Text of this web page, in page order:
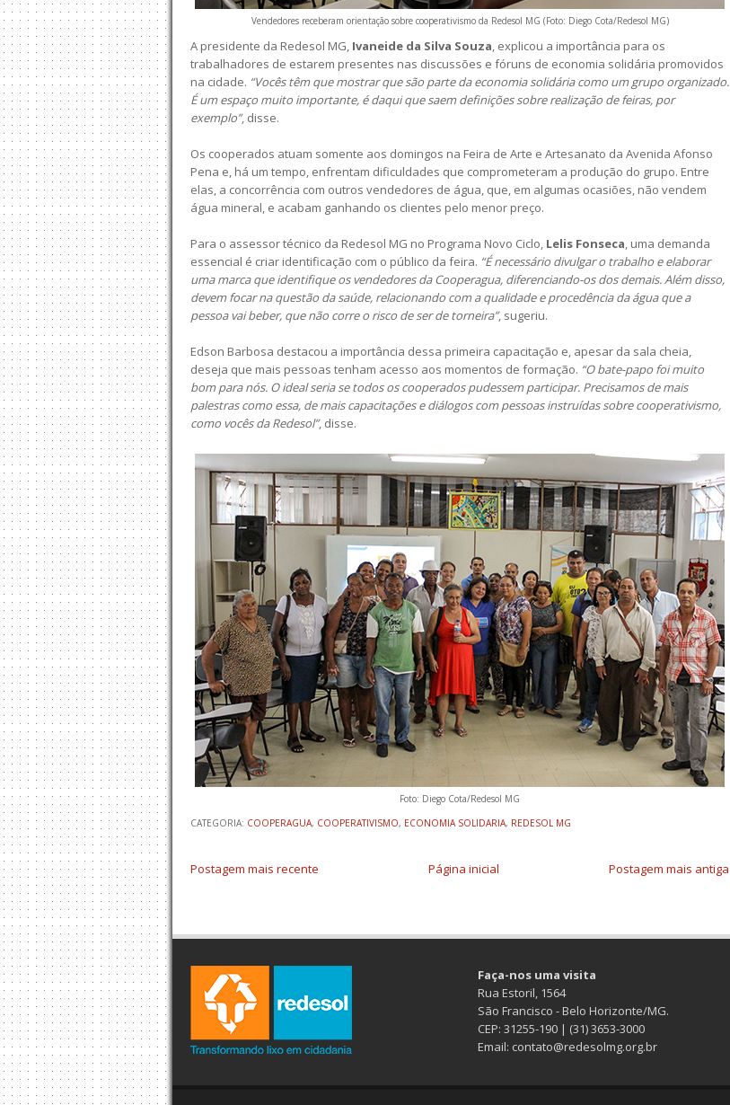
Vendedores receberam orientação sobre cooperativismo da Redesol MG (Foto: Diego Cota/Redesol MG)
A presidente da Redesol MG, Ivaneide da Silva Souza, explicou a importância para os
trabalhadores de estarem presentes nas discussões e fóruns de economia solidária promovidos
na cidade. “Vocês têm que mostrar que são parte da economia solidária como um grupo organizado.
É um espaço muito importante, é daqui que saem definições sobre realização de feiras, por
exemplo”, disse.
Os cooperados atuam somente aos domingos na Feira de Arte e Artesanato da Avenida Afonso
Pena e, há um tempo, enfrentam dificuldades que comprometeram a produção do grupo. Entre
elas, a concorrência com outros vendedores de água, que, em algumas ocasiões, não vendem
água mineral, e acabam ganhando os clientes pelo menor preço.
Para o assessor técnico da Redesol MG no Programa Novo Ciclo, Lelis Fonseca, uma demanda
essencial é criar identificação com o público da feira. “É necessário divulgar o trabalho e elaborar
uma marca que identifique os vendedores da Cooperagua, diferenciando-os dos demais. Além disso,
devem focar na questão da saúde, relacionando com a qualidade e procedência da água que a
pessoa vai beber, que não corre o risco de ser de torneira”, sugeriu.
Edson Barbosa destacou a importância dessa primeira capacitação e, apesar da sala cheia,
deseja que mais pessoas tenham acesso aos momentos de formação. “O bate-papo foi muito
bom para nós. O ideal seria se todos os cooperados pudessem participar. Precisamos de mais
palestras como essa, de mais capacitações e diálogos com pessoas instruídas sobre cooperativismo,
como vocês da Redesol”, disse.
Foto: Diego Cota/Redesol MG
CATEGORIA: COOPERAGUA, COOPERATIVISMO, ECONOMIA SOLIDARIA, REDESOL MG
Postagem mais recente Postagem mais antiga
Página inicial
Faça-nos uma visita
Rua Estoril, 1564
São Francisco - Belo Horizonte/MG.
CEP: 31255-190 | (31) 3653-3000
Email: contato@redesolmg.org.br